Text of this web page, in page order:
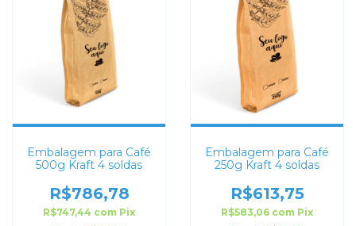
Embalagem para Café
500g Kraft 4 soldas
R$786,78
R$747,44 com Pix
Embalagem para Café
250g Kraft 4 soldas
R$613,75
R$583,06 com Pix